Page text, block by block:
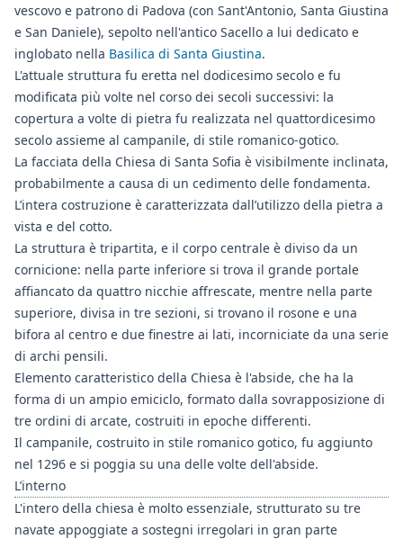
vescovo e patrono di Padova (con Sant'Antonio, Santa Giustina
e San Daniele), sepolto nell'antico Sacello a lui dedicato e
inglobato nella Basilica di Santa Giustina.
L'attuale struttura fu eretta nel dodicesimo secolo e fu
modificata più volte nel corso dei secoli successivi: la
copertura a volte di pietra fu realizzata nel quattordicesimo
secolo assieme al campanile, di stile romanico-gotico.
La facciata della Chiesa di Santa Sofia è visibilmente inclinata,
probabilmente a causa di un cedimento delle fondamenta.
L’intera costruzione è caratterizzata dall’utilizzo della pietra a
vista e del cotto.
La struttura è tripartita, e il corpo centrale è diviso da un
cornicione: nella parte inferiore si trova il grande portale
affiancato da quattro nicchie affrescate, mentre nella parte
superiore, divisa in tre sezioni, si trovano il rosone e una
bifora al centro e due finestre ai lati, incorniciate da una serie
di archi pensili.
Elemento caratteristico della Chiesa è l'abside, che ha la
forma di un ampio emiciclo, formato dalla sovrapposizione di
tre ordini di arcate, costruiti in epoche differenti.
Il campanile, costruito in stile romanico gotico, fu aggiunto
nel 1296 e si poggia su una delle volte dell'abside.
L’interno
L'intero della chiesa è molto essenziale, strutturato su tre
navate appoggiate a sostegni irregolari in gran parte